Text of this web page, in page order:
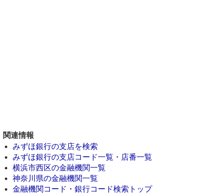
関連情報
みずほ銀行の支店を検索
みずほ銀行の支店コード一覧・店番一覧
横浜市西区の金融機関一覧
神奈川県の金融機関一覧
金融機関コード・銀行コード検索トップ